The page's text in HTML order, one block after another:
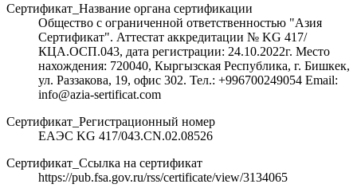
Сертификат_Название органа сертификации
Общество с ограниченной ответственностью "Азия
Сертификат". Аттестат аккредитации № KG 417/
КЦА.ОСП.043, дата регистрации: 24.10.2022г. Место
нахождения: 720040, Кыргызская Республика, г. Бишкек,
ул. Раззакова, 19, офис 302. Тел.: +996700249054 Email:
info@azia-sertificat.com
Сертификат_Регистрационный номер
ЕАЭС KG 417/043.CN.02.08526
Сертификат_Ссылка на сертификат
https://pub.fsa.gov.ru/rss/certificate/view/3134065